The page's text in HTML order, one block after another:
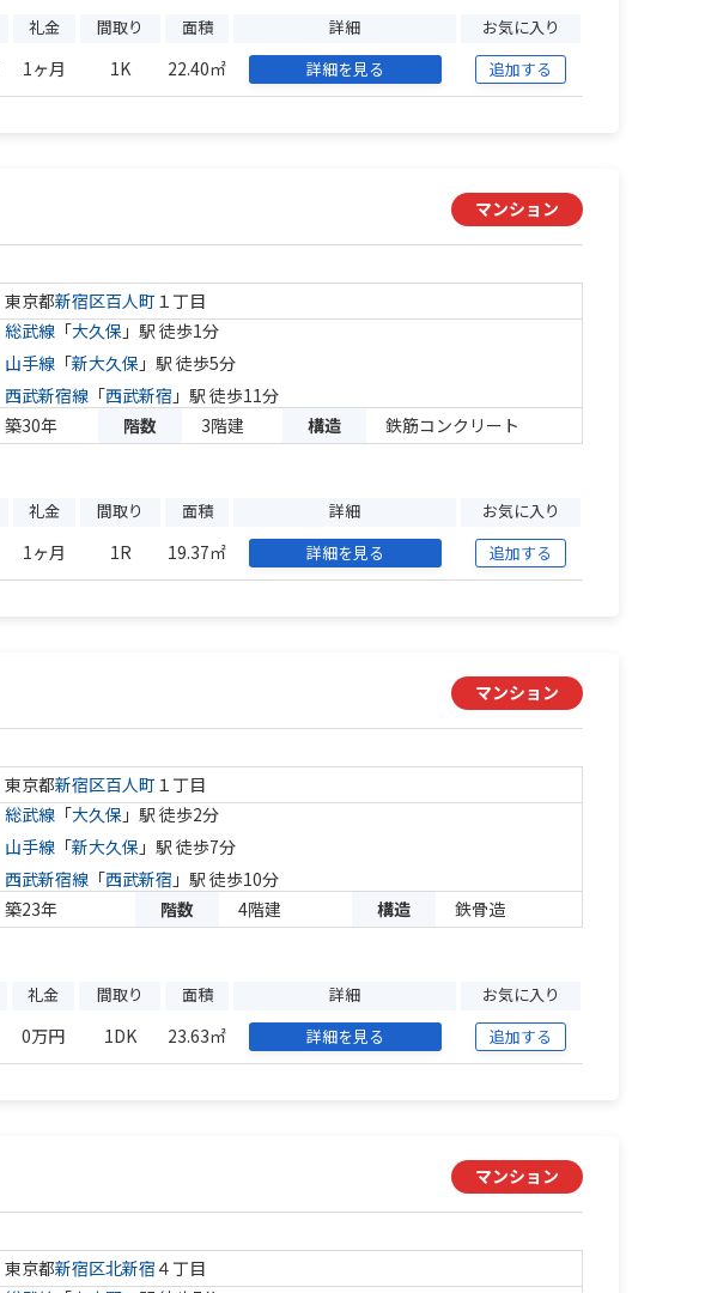
礼金 間取り 面積 詳細 お気に入り
1ヶ月 1K 22.40㎡ 詳細を見る 追加する
マンション
東京都新宿区百人町 １丁目
総武線 「大久保 」駅 徒歩1分
山手線 「新大久保 」駅 徒歩5分
西武新宿線 「西武新宿 」駅 徒歩11分
築30年 階数 3階建 構造 鉄筋コンクリート
礼金 間取り 面積 詳細 お気に入り
1ヶ月 1R 19.37㎡ 詳細を見る 追加する
マンション
東京都新宿区百人町 １丁目
総武線 「大久保 」駅 徒歩2分
山手線 「新大久保 」駅 徒歩7分
西武新宿線 「西武新宿 」駅 徒歩10分
築23年 階数 4階建 構造 鉄骨造
礼金 間取り 面積 詳細 お気に入り
0万円 1DK 23.63㎡ 詳細を見る 追加する
マンション
東京都新宿区北新宿４丁目